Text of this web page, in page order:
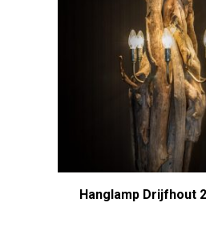
Hanglamp Drijfhout